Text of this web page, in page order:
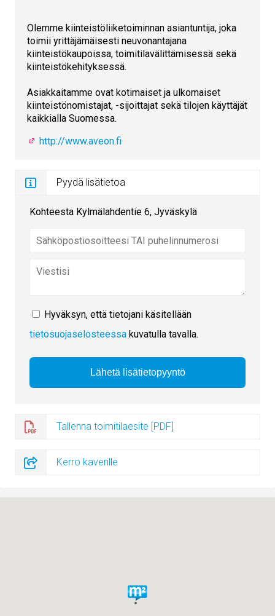
Olemme kiinteistöliiketoiminnan asiantuntija, joka
toimii yrittäjämäisesti neuvonantajana
kiinteistökaupoissa, toimitilavälittämisessä sekä
kiinteistökehityksessä.
Asiakkaitamme ovat kotimaiset ja ulkomaiset
kiinteistönomistajat, -sijoittajat sekä tilojen käyttäjät
kaikkialla Suomessa.
http://www.aveon.fi
Pyydä lisätietoa
Kohteesta Kylmälahdentie 6, Jyväskylä
Hyväksyn, että tietojani käsitellään
tietosuojaselosteessa kuvatulla tavalla.
Tallenna toimitilaesite [PDF]
Kerro kaverille